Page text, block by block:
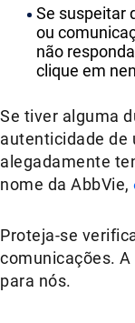
Se suspeitar
ou
não
clique em
Se tiver alguma
autenticidade de
alegadamente
nome da AbbVie,
Proteja-se
comunicações.
para nós.